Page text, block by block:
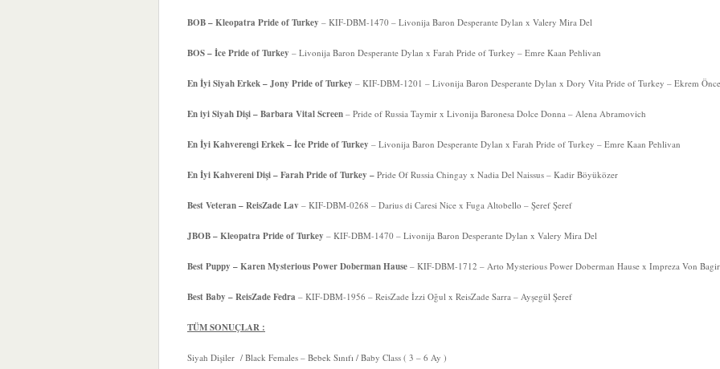
BOB – Kleopatra Pride of Turkey – KIF-DBM-1470 – Livonija Baron Desperante Dylan x Valery Mira Del
BOS – İce Pride of Turkey – Livonija Baron Desperante Dylan x Farah Pride of Turkey – Emre Kaan Pehlivan
En İyi Siyah Erkek – Jony Pride of Turkey – KIF-DBM-1201 – Livonija Baron Desperante Dylan x Dory Vita Pride of Turkey – Ekrem
En iyi Siyah Dişi –Barbara Vital Screen – Pride of Russia Taymir x Livonija Baronesa Dolce Donna – Alena Abramovich
En İyi Kahverengi Erkek –İce Pride of Turkey – Livonija Baron Desperante Dylan x Farah Pride of Turkey – Emre Kaan Pehlivan
En İyi Kahvereni Dişi –Farah Pride of Turkey – Pride Of Russia Chingay x Nadia Del Naissus – Kadir Böyüközer
Best Veteran – ReisZade Lav – KIF-DBM-0268 – Darius di Caresi Nice x Fuga Altobello – Şeref Şeref
JBOB – Kleopatra Pride of Turkey – KIF-DBM-1470 – Livonija Baron Desperante Dylan x Valery Mira Del
Best Puppy – Karen Mysterious Power Doberman Hause – KIF-DBM-1712 – Arto Mysterious Power Doberman Hause x Impreza Von
Best Baby – ReisZade Fedra – KIF-DBM-1956 – ReisZade İzzi Oğul x ReisZade Sarra – Ayşegül Şeref
TÜM SONUÇLAR :
Siyah Dişiler / Black Females – Bebek Sınıfı / Baby Class ( 3 – 6 Ay )